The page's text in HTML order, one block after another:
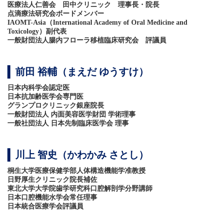
医療法人仁善会 田中クリニック 理事長・院長
点滴療法研究会ボードメンバー
IAOMT-Asia（International Academy of Oral Medicine and
Toxicology）副代表
一般財団法人腸内フローラ移植臨床研究会 評議員
前田 裕輔（まえだ ゆうすけ）
日本内科学会認定医
日本抗加齢医学会専門医
グランプロクリニック銀座院長
一般財団法人 内面美容医学財団 学術理事
一般社団法人 日本先制臨床医学会 理事
川上 智史（かわかみ さとし）
桐生大学医療保健学部人体構造機能学准教授
日野厚生クリニック院長補佐
東北大学大学院歯学研究科口腔解剖学分野講師
日本口腔機能水学会常任理事
日本統合医療学会評議員